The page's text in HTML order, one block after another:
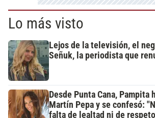
Lo más visto
Lejos de la televisión, el
Señuk, la periodista que
Desde Punta Cana, Pampita
Martín Pepa y se confesó:
falta de lealtad ni de